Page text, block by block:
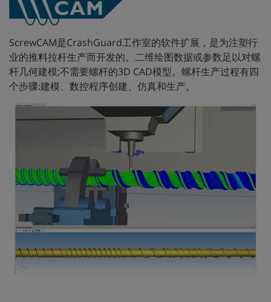
ScrewCAM是CrashGuard工作室的软件扩展，是为注塑行
业的推料拉杆生产而开发的。二维绘图数据或参数足以对螺
杆几何建模;不需要螺杆的3D CAD模型。螺杆生产过程有四
个步骤:建模、数控程序创建、仿真和生产。